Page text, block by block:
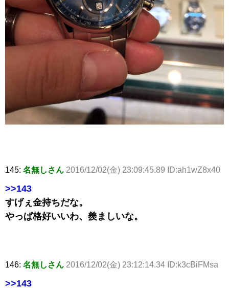
145: 名無しさん 2016/12/02(金) 23:09:45.89 ID:ah1wZ8x40
>>143
すげぇ金持ちだな。
やっぱ格好いいわ、羨ましいな。
146: 名無しさん 2016/12/02(金) 23:12:14.34 ID:k3cBiFMsa
>>143